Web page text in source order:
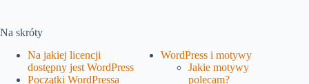
Na skróty
Na jakiej licencji
dostępny jest WordPress
Początki WordPressa
WordPress i motywy
Jakie motywy
polecam?